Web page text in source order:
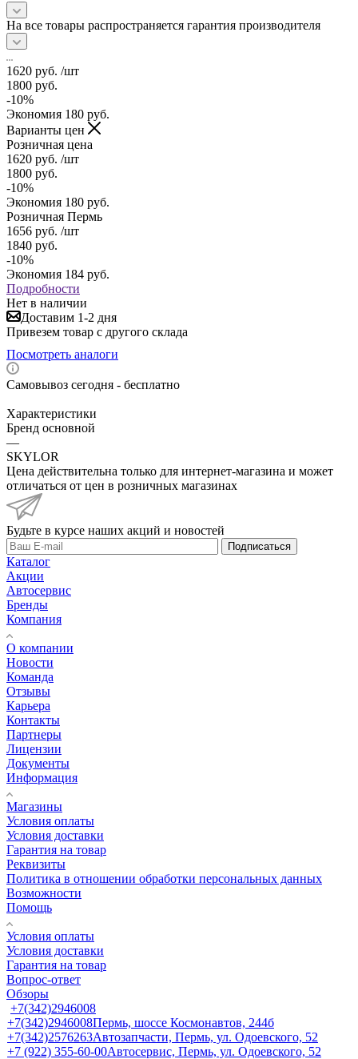
На все товары распространяется гарантия производителя
1620 руб. /шт
1800 руб.
-10%
Экономия 180 руб.
Варианты цен
Розничная цена
1620 руб. /шт
1800 руб.
-10%
Экономия 180 руб.
Розничная Пермь
1656 руб. /шт
1840 руб.
-10%
Экономия 184 руб.
Подробности
Нет в наличии
Доставим 1-2 дня
Привезем товар с другого склада
Посмотреть аналоги
Самовывоз сегодня - бесплатно
Характеристики
Бренд основной
—
SKYLOR
Цена действительна только для интернет-магазина и может
отличаться от цен в розничных магазинах
Будьте в курсе наших акций и новостей
Подписаться
Каталог
Акции
Автосервис
Бренды
Компания
О компании
Новости
Команда
Отзывы
Карьера
Контакты
Партнеры
Лицензии
Документы
Информация
Магазины
Условия оплаты
Условия доставки
Гарантия на товар
Реквизиты
Политика в отношении обработки персональных данных
Возможности
Помощь
Условия оплаты
Условия доставки
Гарантия на товар
Вопрос-ответ
Обзоры
+7(342)2946008
+7(342)2946008Пермь, шоссе Космонавтов, 244б
+7(342)2576263Автозапчасти, Пермь, ул. Одоевского, 52
+7 (922) 355-60-00Автосервис, Пермь, ул. Одоевского, 52